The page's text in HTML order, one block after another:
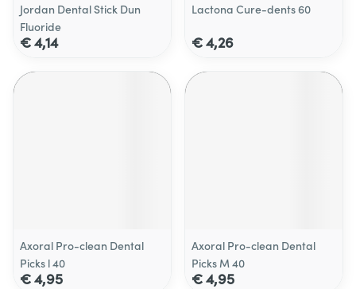
Jordan Dental Stick Dun
Fluoride
€ 4,14
Lactona Cure-dents 60
€ 4,26
Axoral Pro-clean Dental
Picks l 40
€ 4,95
Axoral Pro-clean Dental
Picks M 40
€ 4,95